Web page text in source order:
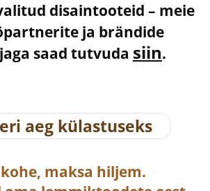
disaintooteid – meie
ja brändide
saad tutvuda siin.
aeg külastuseks
kohe, maksa hiljem.